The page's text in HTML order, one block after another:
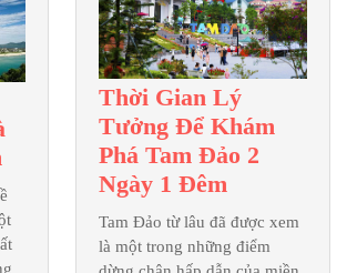
Dẫn
Đặt
Tour
Thời Gian Lý
Tưởng Để Khám
Phá Tam Đảo 2
Ngày 1 Đêm
Gian
Lý
Tam Đảo từ lâu đã được xem
là một trong những điểm